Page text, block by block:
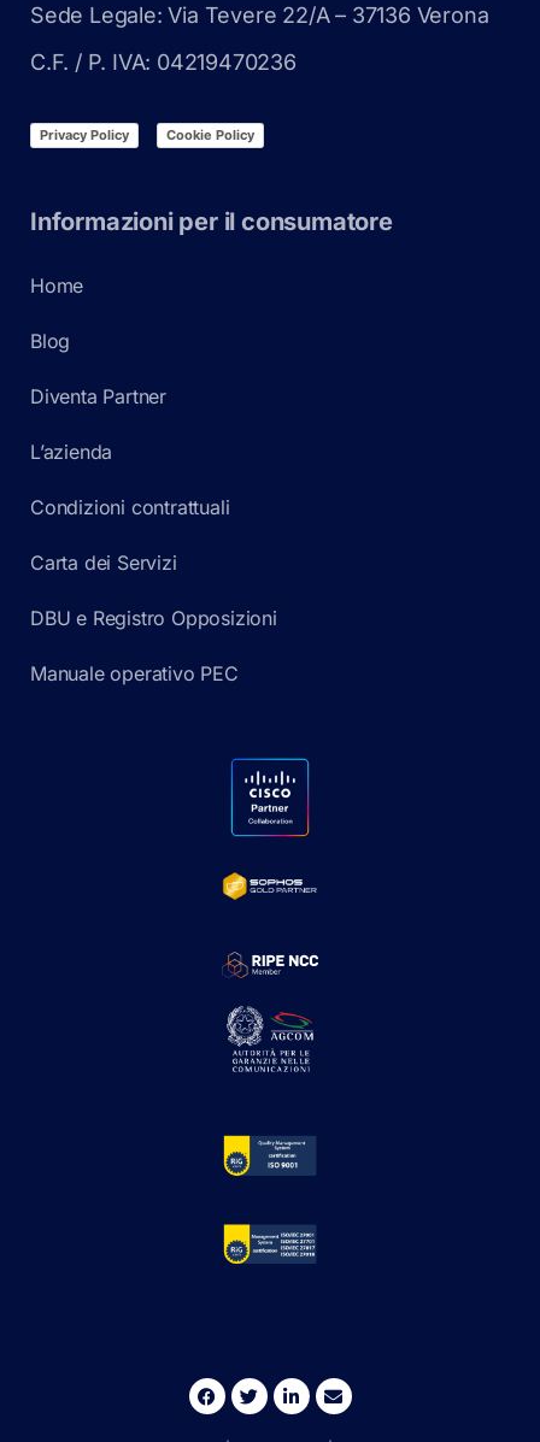
Sede Legale: Via Tevere 22/A – 37136 Verona
C.F. / P. IVA: 04219470236
Privacy Policy Cookie Policy
Informazioni per il consumatore
Home
Blog
Diventa Partner
L’azienda
Condizioni contrattuali
Carta dei Servizi
DBU e Registro Opposizioni
Manuale operativo PEC